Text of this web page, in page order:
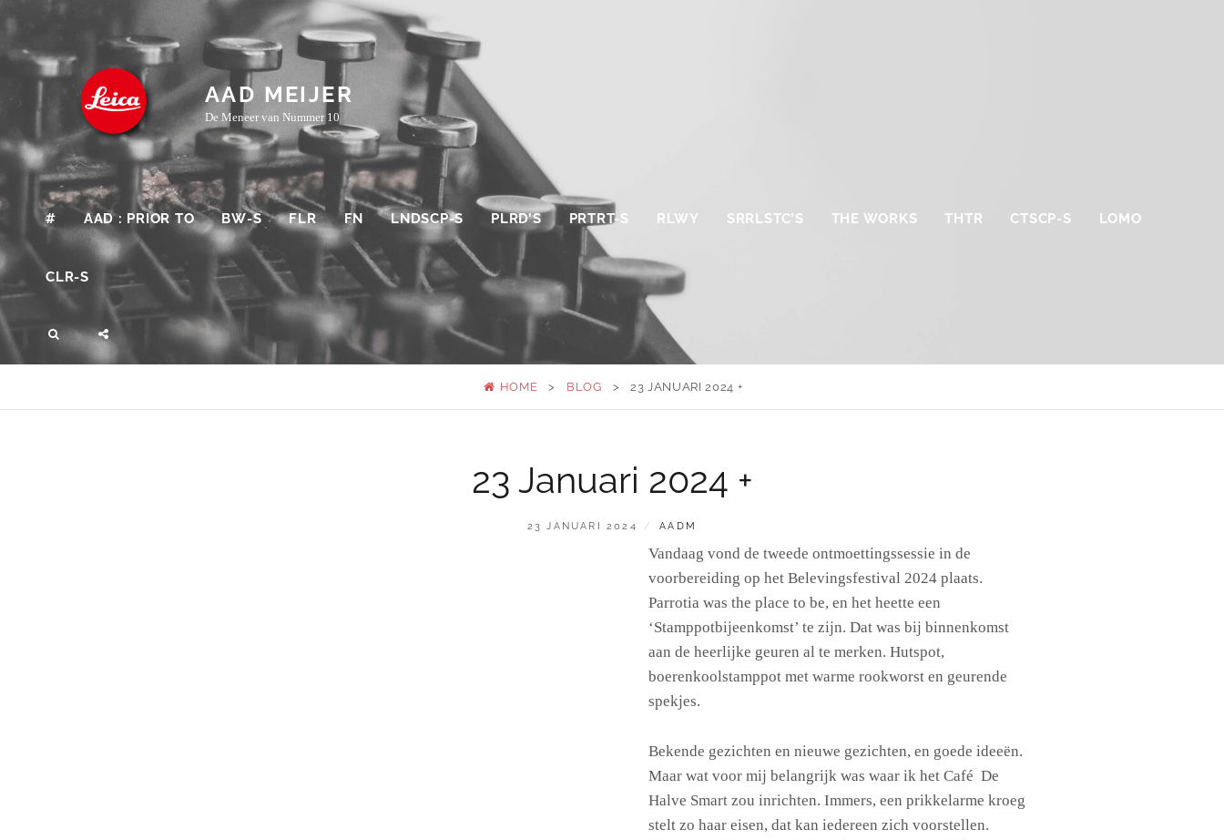
content
AAD MEIJER
De Meneer van Nummer 10
# AAD : PRIOR TO BW-S FLR FN LNDSCP-S PLRD’S PRTRT-S RLWY SRRLSTC’S THE WORKS THTR CTSCP-S LOMO
CLR-S
SEARCH
HOME > BLOG > 23 JANUARI 2024 +
23 Januari 2024 +
GEPLAATST
23 JANUARI 2024 BY
AADM
Vandaag vond de tweede ontmoettingssessie in de
voorbereiding op het Belevingsfestival 2024 plaats.
Parrotia was the place to be, en het heette een
‘Stamppotbijeenkomst’ te zijn. Dat was bij binnenkomst
aan de heerlijke geuren al te merken. Hutspot,
boerenkoolstamppot met warme rookworst en geurende
spekjes.
Bekende gezichten en nieuwe gezichten, en goede ideeën.
Maar wat voor mij belangrijk was waar ik het Café De
Halve Smart zou inrichten. Immers, een prikkelarme kroeg
stelt zo haar eisen, dat kan iedereen zich voorstellen.